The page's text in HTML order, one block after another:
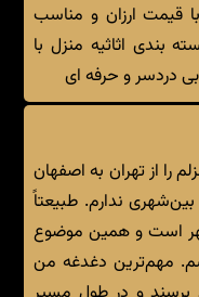
قیمت ارزان و مناسب
بندی اثاثیه منزل با
دردسر و حرفه ای
را از تهران به اصفهان
ندارم. طبیعتاً
است و همین موضوع
مهم‌ترین دغدغه من